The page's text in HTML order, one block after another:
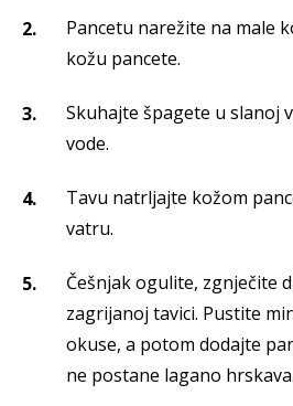
Pancetu narežite na male
kožu pancete.
Skuhajte špagete u slanoj
vode.
Tavu natrljajte kožom
vatru.
Češnjak ogulite, zgnječite
zagrijanoj tavici. Pustite
okuse, a potom dodajte
ne postane lagano hrskava.